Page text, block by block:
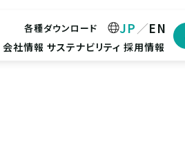
会社情報 サステナビリティ 採用情報
各種ダウンロード EN
JP